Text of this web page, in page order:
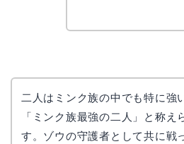
二人はミンク族の中でも特に強
「ミンク族最強の二人」と称え
す。ゾウの守護者として共に戦